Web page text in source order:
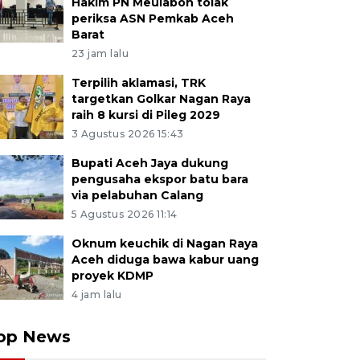
periksa ASN Pemkab Aceh
Barat
23 jam lalu
Terpilih aklamasi, TRK
targetkan Golkar Nagan Raya
raih 8 kursi di Pileg 2029
3 Agustus 2026 15:43
Bupati Aceh Jaya dukung
pengusaha ekspor batu bara
via pelabuhan Calang
5 Agustus 2026 11:14
Oknum keuchik di Nagan Raya
Aceh diduga bawa kabur uang
proyek KDMP
4 jam lalu
News